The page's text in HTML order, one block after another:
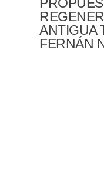
ANTIGUA
FERNÁN